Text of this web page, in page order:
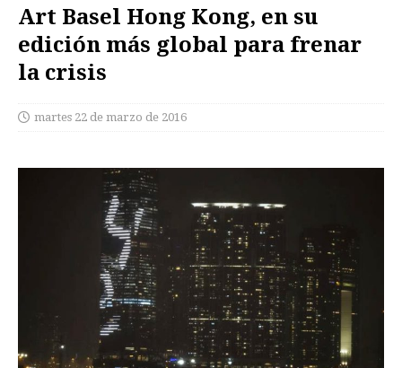
Art Basel Hong Kong, en su
edición más global para frenar
la crisis
martes 22 de marzo de 2016